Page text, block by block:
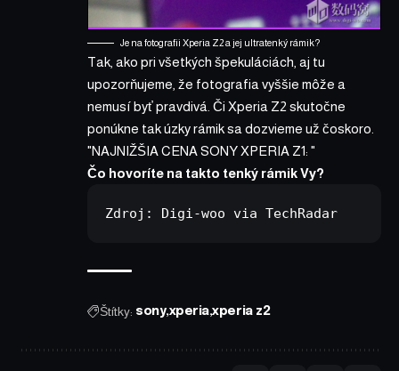
Je na fotografii Xperia Z2 a jej ultratenký rámik?
Tak, ako pri všetkých špekuláciách, aj tu
upozorňujeme, že fotografia vyššie môže a
nemusí byť pravdivá. Či Xperia Z2 skutočne
ponúkne tak úzky rámik sa dozvieme už čoskoro.
NAJNIŽŠIA CENA SONY XPERIA Z1:
Čo hovoríte na takto tenký rámik Vy?
Zdroj: Digi-woo via TechRadar
Štítky: sony xperia xperia z2